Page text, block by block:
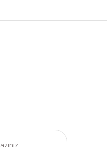
için teşekkür ederiz.